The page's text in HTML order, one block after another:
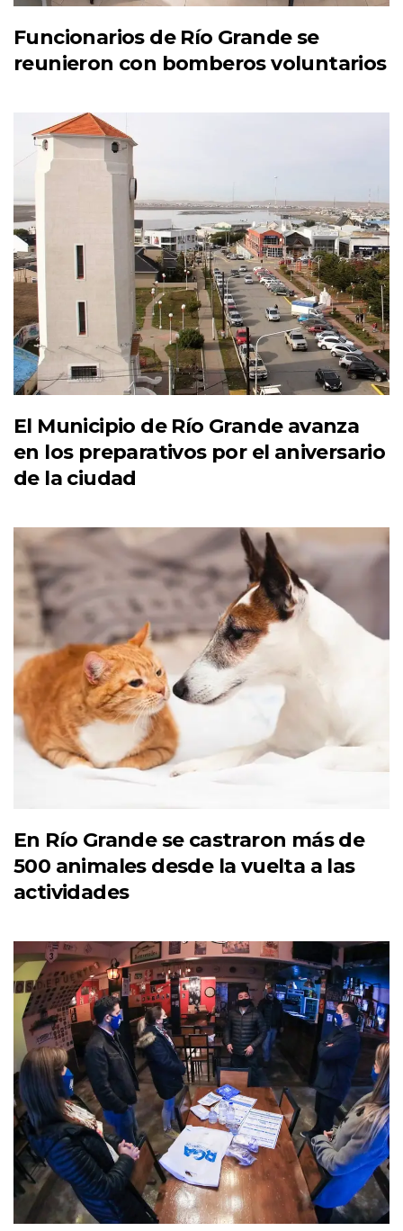
Funcionarios de Río Grande se
reunieron con bomberos voluntarios
El Municipio de Río Grande avanza
en los preparativos por el aniversario
de la ciudad
En Río Grande se castraron más de
500 animales desde la vuelta a las
actividades